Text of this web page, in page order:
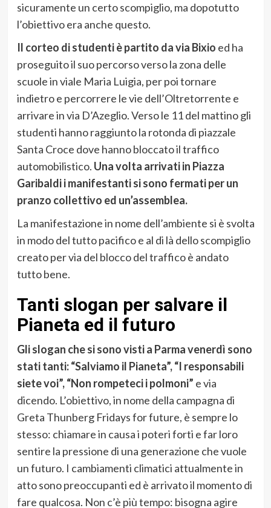
sicuramente un certo scompiglio, ma dopotutto
l’obiettivo era anche questo.
Il corteo di studenti è partito da via Bixio ed ha
proseguito il suo percorso verso la zona delle
scuole in viale Maria Luigia, per poi tornare
indietro e percorrere le vie dell’Oltretorrente e
arrivare in via D’Azeglio. Verso le 11 del mattino gli
studenti hanno raggiunto la rotonda di piazzale
Santa Croce dove hanno bloccato il traffico
automobilistico. Una volta arrivati in Piazza
Garibaldi i manifestanti si sono fermati per un
pranzo collettivo ed un’assemblea.
La manifestazione in nome dell’ambiente si è svolta
in modo del tutto pacifico e al di là dello scompiglio
creato per via del blocco del traffico è andato
tutto bene.
Tanti slogan per salvare il
Pianeta ed il futuro
Gli slogan che si sono visti a Parma venerdì sono
stati tanti: “Salviamo il Pianeta”, “I responsabili
siete voi”, “Non rompeteci i polmoni” e via
dicendo. L’obiettivo, in nome della campagna di
Greta Thunberg Fridays for future, è sempre lo
stesso: chiamare in causa i poteri forti e far loro
sentire la pressione di una generazione che vuole
un futuro. I cambiamenti climatici attualmente in
atto sono preoccupanti ed è arrivato il momento di
fare qualcosa. Non c’è più tempo: bisogna agire